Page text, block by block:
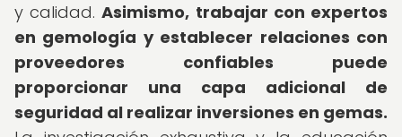
y calidad.Asimismo, trabajar con expertos
en gemología y establecer relaciones con
proveedores confiables puede
proporcionar una capa adicional de
seguridad al realizar inversiones en gemas.